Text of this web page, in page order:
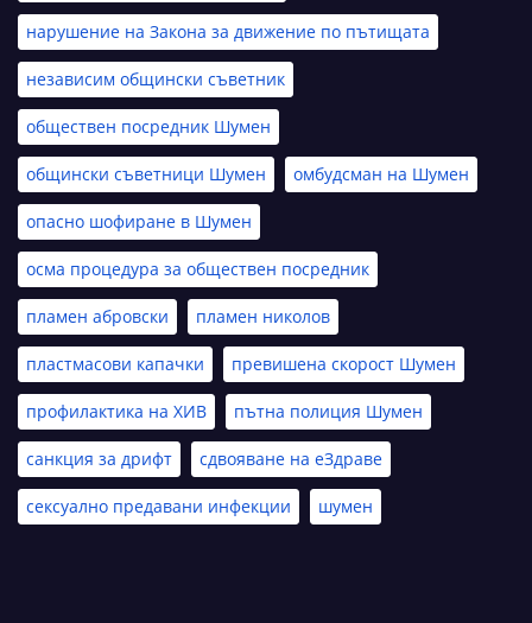
нарушение на Закона за движение по пътищата
независим общински съветник
обществен посредник Шумен
общински съветници Шумен омбудсман на Шумен
опасно шофиране в Шумен
осма процедура за обществен посредник
пламен абровски пламен николов
пластмасови капачки превишена скорост Шумен
профилактика на ХИВ пътна полиция Шумен
санкция за дрифт сдвояване на еЗдраве
сексуално предавани инфекции шумен